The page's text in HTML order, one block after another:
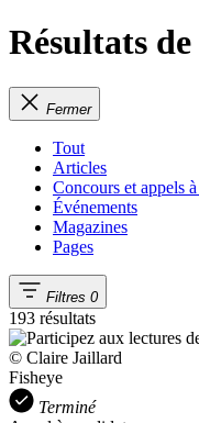
Résultats
Fermer
Tout
Articles
Concours et appels
Événements
Magazines
Pages
Filtres 0
193 résultats
© Claire Jaillard
Fisheye
Terminé